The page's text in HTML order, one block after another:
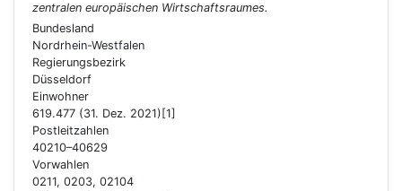
zentralen europäischen Wirtschaftsraumes.
Bundesland
Nordrhein-Westfalen
Regierungsbezirk
Düsseldorf
Einwohner
619.477 (31. Dez. 2021)[1]
Postleitzahlen
40210–40629
Vorwahlen
0211, 0203, 02104